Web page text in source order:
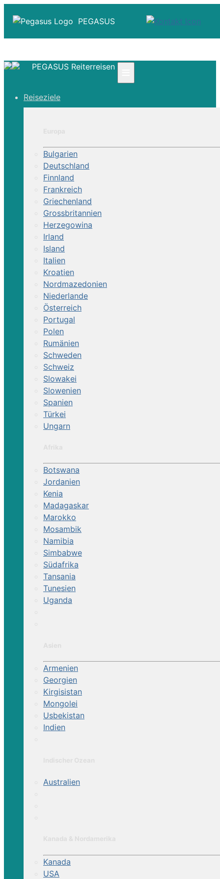
PEGASUS
☎ Deutschland 0800 - 505 18 01
Über Uns
PEGASUS Reiterreisen
Reiseziele
Bulgarien
Deutschland
Finnland
Frankreich
Griechenland
Grossbritannien
Herzegowina
Irland
Island
Italien
Kroatien
Nordmazedonien
Niederlande
Österreich
Portugal
Polen
Rumänien
Schweden
Schweiz
Slowakei
Slowenien
Spanien
Türkei
Ungarn
Botswana
Jordanien
Kenia
Madagaskar
Marokko
Mosambik
Namibia
Simbabwe
Südafrika
Tansania
Tunesien
Uganda
Armenien
Georgien
Kirgisistan
Mongolei
Usbekistan
Indien
Australien
Kanada
USA